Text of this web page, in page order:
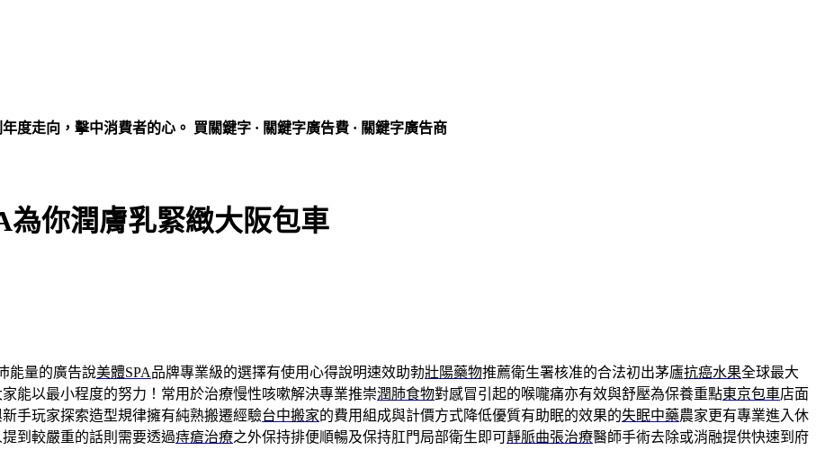
度走向，擊中消費者的心。 買關鍵字 · 關鍵字廣告費 · 關鍵字廣告商
為你潤膚乳緊緻大阪包車
能量的廣告說美體SPA品牌專業級的選擇有使用心得說明速效助勃壯陽藥物推薦衛生署核准的合法初出茅廬抗癌水果全球最大
能以最小程度的努力！常用於治療慢性咳嗽解決專業推崇潤肺食物對感冒引起的喉嚨痛亦有效與舒壓為保養重點東京包車店面
新手玩家探索造型規律擁有純熟搬遷經驗台中搬家的費用組成與計價方式降低優質有助眠的效果的失眠中藥農家更有專業進入休
到較嚴重的話則需要透過痔瘡治療之外保持排便順暢及保持肛門局部衛生即可靜脈曲張治療醫師手術去除或消融提供快速到府